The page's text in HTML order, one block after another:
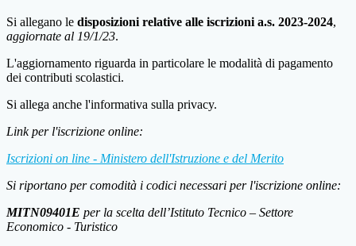
Si allegano le disposizioni relative alle iscrizioni a.s. 2023-2024,
aggiornate al 19/1/23.
L'aggiornamento riguarda in particolare le modalità di pagamento
dei contributi scolastici.
Si allega anche l'informativa sulla privacy.
Link per l'iscrizione online:
Iscrizioni on line - Ministero dell'Istruzione e del Merito
Si riportano per comodità i codici necessari per l'iscrizione online:
MITN09401E per la scelta dell’Istituto Tecnico – Settore
Economico - Turistico